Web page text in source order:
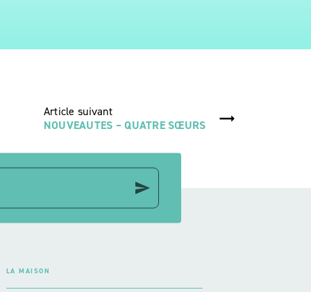
Article suivant
NOUVEAUTES – QUATRE SŒURS
send
LA MAISON